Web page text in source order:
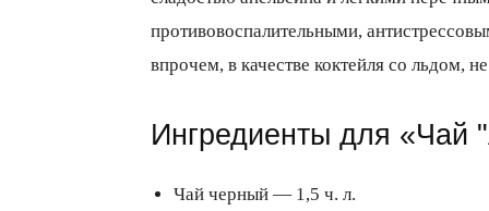
противовоспалительными,
впрочем, в качестве коктейля со льдом,
Ингредиенты для «Чай
Чай черный — 1,5 ч. л.